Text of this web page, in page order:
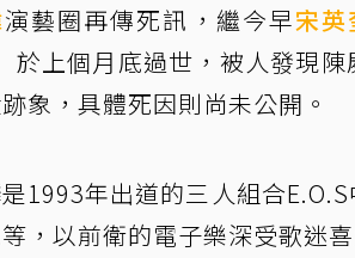
演藝圈再傳死訊，繼今早宋英
於上個月底過世，被人發現
象，具體死因則尚未公開。
1993年出道的三人組合
，以前衛的電子樂深受歌迷